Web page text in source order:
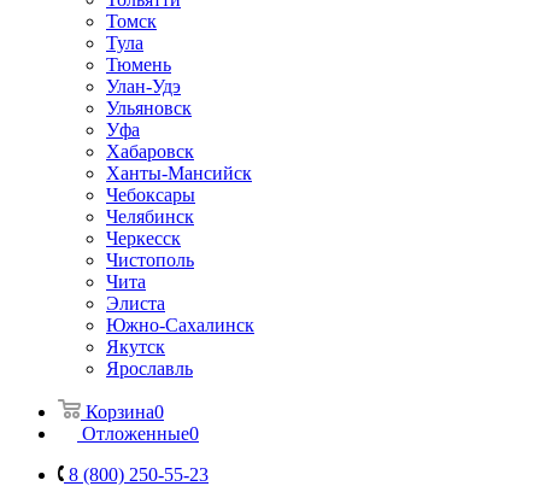
Томск
Тула
Тюмень
Улан-Удэ
Ульяновск
Уфа
Хабаровск
Ханты-Мансийск
Чебоксары
Челябинск
Черкесск
Чистополь
Чита
Элиста
Южно-Сахалинск
Якутск
Ярославль
Корзина0
Отложенные0
8 (800) 250-55-23